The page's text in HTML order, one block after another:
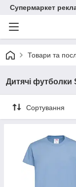
Супермаркет
Товари та
Дитячі футболки
Сортування